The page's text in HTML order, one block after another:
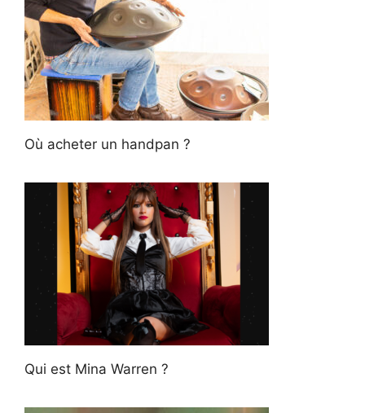
Où acheter un handpan ?
Qui est Mina Warren ?